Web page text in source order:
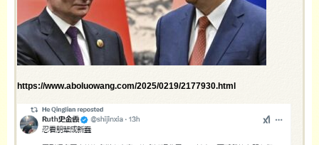
https://www.aboluowang.com/2025/0219/2177930.html